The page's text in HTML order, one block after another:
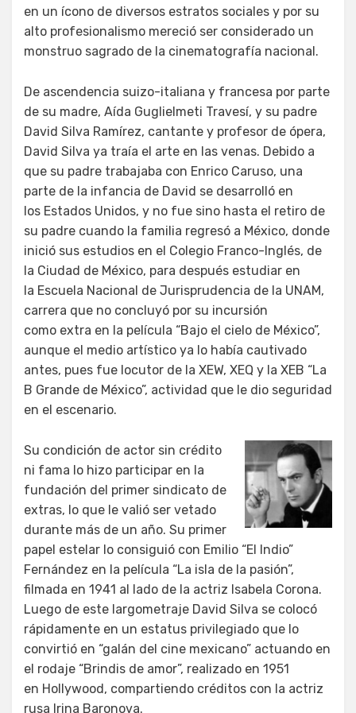
en un ícono de diversos estratos sociales y por su
alto profesionalismo mereció ser considerado un
monstruo sagrado de la cinematografía nacional.
De ascendencia suizo-italiana y francesa por parte
de su madre, Aída Guglielmeti Travesí, y su padre
David Silva Ramírez, cantante y profesor de ópera,
David Silva ya traía el arte en las venas. Debido a
que su padre trabajaba con Enrico Caruso, una
parte de la infancia de David se desarrolló en
los Estados Unidos, y no fue sino hasta el retiro de
su padre cuando la familia regresó a México, donde
inició sus estudios en el Colegio Franco-Inglés, de
la Ciudad de México, para después estudiar en
la Escuela Nacional de Jurisprudencia de la UNAM,
carrera que no concluyó por su incursión
como extra en la película “Bajo el cielo de México”,
aunque el medio artístico ya lo había cautivado
antes, pues fue locutor de la XEW, XEQ y la XEB “La
B Grande de México”, actividad que le dio seguridad
en el escenario.
Su condición de actor sin crédito
ni fama lo hizo participar en la
fundación del primer sindicato de
extras, lo que le valió ser vetado
durante más de un año. Su primer
papel estelar lo consiguió con Emilio “El Indio”
Fernández en la película “La isla de la pasión”,
filmada en 1941 al lado de la actriz Isabela Corona.
Luego de este largometraje David Silva se colocó
rápidamente en un estatus privilegiado que lo
convirtió en “galán del cine mexicano” actuando en
el rodaje “Brindis de amor”, realizado en 1951
en Hollywood, compartiendo créditos con la actriz
rusa Irina Baronova.